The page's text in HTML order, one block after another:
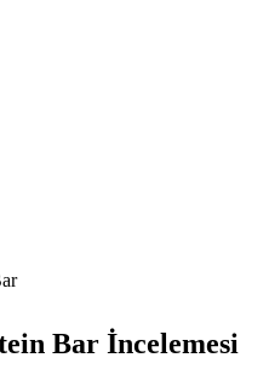
Bar İncelemesi